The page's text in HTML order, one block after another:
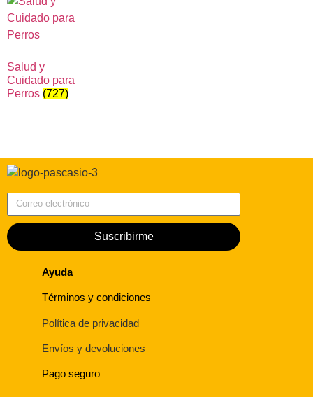
Salud y
Cuidado para
Perros (727)
Suscribirme
Ayuda
Términos y condiciones
Política de privacidad
Envíos y devoluciones
Pago seguro